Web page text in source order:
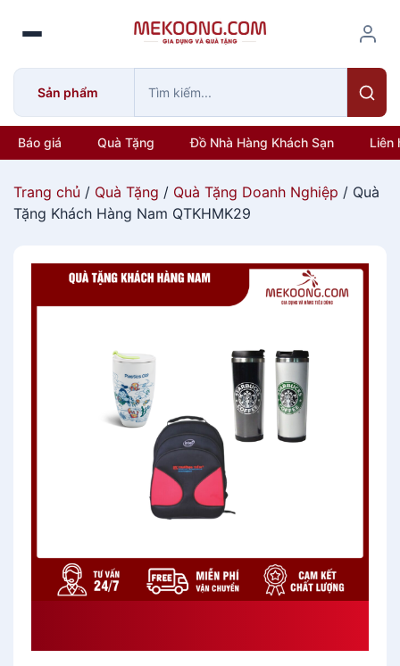
o
Sản phẩm
Báo giá Quà Tặng Đồ Nhà Hàng Khách Sạn Liên
Trang chủ / Quà Tặng / Quà Tặng Doanh Nghiệp / Quà
Tặng Khách Hàng Nam QTKHMK29